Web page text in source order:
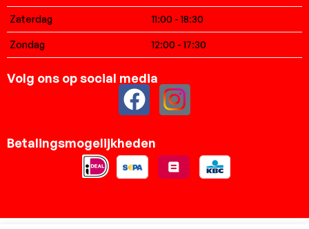
Zaterdag 11:00 - 18:30
Zondag 12:00 - 17:30
Volg ons op social media
Betalingsmogelijkheden